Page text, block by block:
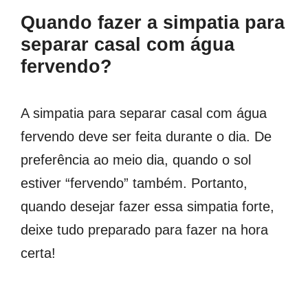
Quando fazer a simpatia para
separar casal com água
fervendo?
A simpatia para separar casal com água
fervendo deve ser feita durante o dia. De
preferência ao meio dia, quando o sol
estiver “fervendo” também. Portanto,
quando desejar fazer essa simpatia forte,
deixe tudo preparado para fazer na hora
certa!